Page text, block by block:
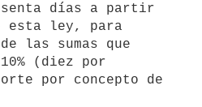
días a partir
esta ley, para
las sumas que
(diez por
por concepto de